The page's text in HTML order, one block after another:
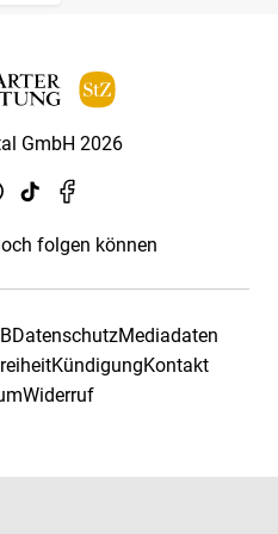
GmbH 2026
folgen können
DatenschutzMediadaten
KündigungKontakt
Widerruf